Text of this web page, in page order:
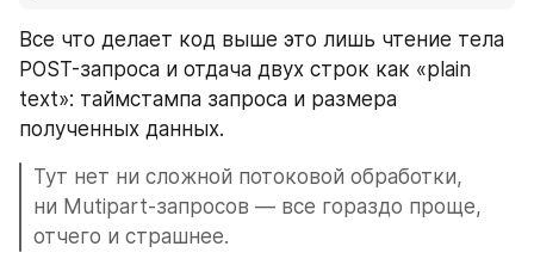
Все что делает код выше это лишь чтение тела
POST-запроса и отдача двух строк как «plain
text»: таймстампа запроса и размера
полученных данных.
Тут нет ни сложной потоковой обработки,
ни Mutipart-запросов — все гораздо проще,
отчего и страшнее.